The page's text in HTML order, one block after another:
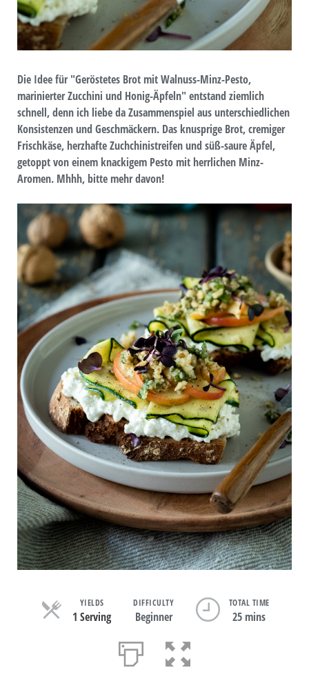
Die Idee für "Geröstetes Brot mit Walnuss-Minz-Pesto,
marinierter Zucchini und Honig-Äpfeln" entstand ziemlich
schnell, denn ich liebe da Zusammenspiel aus unterschiedlichen
Konsistenzen und Geschmäckern. Das knusprige Brot, cremiger
Frischkäse, herzhafte Zuchchinistreifen und süß-saure Äpfel,
getoppt von einem knackigem Pesto mit herrlichen Minz-
Aromen. Mhhh, bitte mehr davon!
YIELDS
1 Serving
DIFFICULTY
Beginner
TOTAL TIME
25 mins